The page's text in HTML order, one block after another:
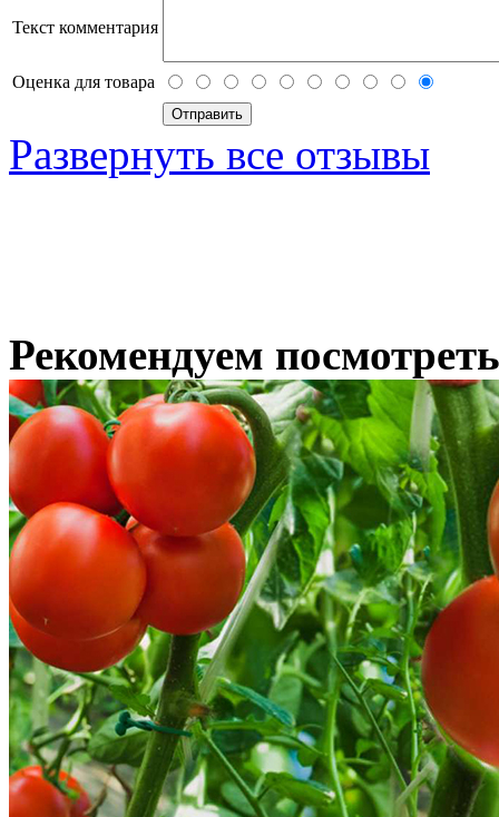
Текст комментария
Оценка для товара
Развернуть все отзывы
Рекомендуем посмотреть